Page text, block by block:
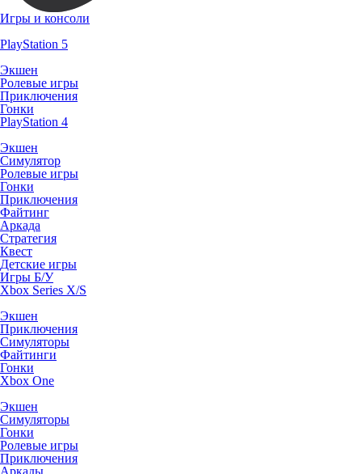
Игры и консоли
PlayStation 5
Экшен
Ролевые игры
Приключения
Гонки
PlayStation 4
Экшен
Симулятор
Ролевые игры
Гонки
Приключения
Файтинг
Аркада
Стратегия
Квест
Детские игры
Игры Б/У
Xbox Series X/S
Экшен
Приключения
Симуляторы
Файтинги
Гонки
Xbox One
Экшен
Симуляторы
Гонки
Ролевые игры
Приключения
Аркады